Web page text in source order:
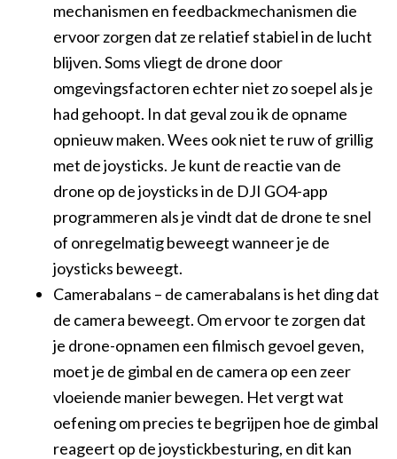
mechanismen en feedbackmechanismen die
ervoor zorgen dat ze relatief stabiel in de lucht
blijven. Soms vliegt de drone door
omgevingsfactoren echter niet zo soepel als je
had gehoopt. In dat geval zou ik de opname
opnieuw maken. Wees ook niet te ruw of grillig
met de joysticks. Je kunt de reactie van de
drone op de joysticks in de DJI GO4-app
programmeren als je vindt dat de drone te snel
of onregelmatig beweegt wanneer je de
joysticks beweegt.
Camerabalans – de camerabalans is het ding dat
de camera beweegt. Om ervoor te zorgen dat
je drone-opnamen een filmisch gevoel geven,
moet je de gimbal en de camera op een zeer
vloeiende manier bewegen. Het vergt wat
oefening om precies te begrijpen hoe de gimbal
reageert op de joystickbesturing, en dit kan